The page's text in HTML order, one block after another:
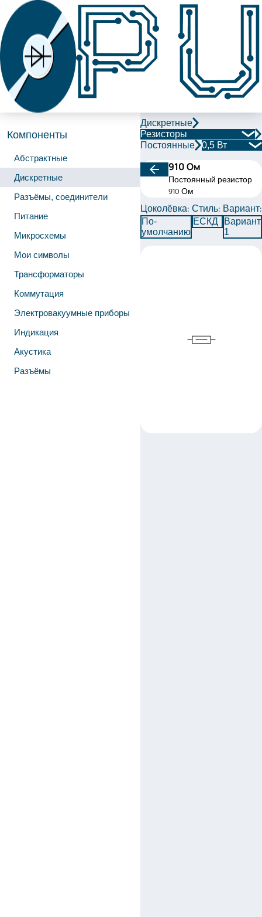
Компоненты
Абстрактные
Дискретные
Разъёмы, соединители
Питание
Микросхемы
Мои символы
Трансформаторы
Коммутация
Электровакуумные приборы
Индикация
Акустика
Разъёмы
Дискретные
Резисторы
Постоянные
0,5 Вт
910 Ом
Постоянный резистор
910 Ом
Цоколёвка:
По-
умолчанию
Стиль:
ЕСКД
Вариант:
Вариант
1